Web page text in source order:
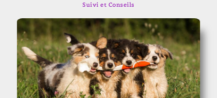
Suivi et Conseils